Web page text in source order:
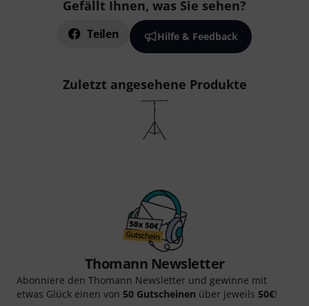
Gefällt Ihnen, was Sie sehen?
Teilen Hilfe & Feedback
Zuletzt angesehene Produkte
Thomann Newsletter
Abonniere den Thomann Newsletter und gewinne mit
etwas Glück einen von 50 Gutscheinen über jeweils 50€!